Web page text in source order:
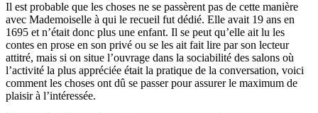
Il est probable que les choses ne se passèrent pas de cette manière
avec Mademoiselle à qui le recueil fut dédié. Elle avait 19 ans en
1695 et n’était donc plus une enfant. Il se peut qu’elle ait lu les
contes en prose en son privé ou se les ait fait lire par son lecteur
attitré, mais si on situe l’ouvrage dans la sociabilité des salons où
l’activité la plus appréciée était la pratique de la conversation, voici
comment les choses ont dû se passer pour assurer le maximum de
plaisir à l’intéressée.